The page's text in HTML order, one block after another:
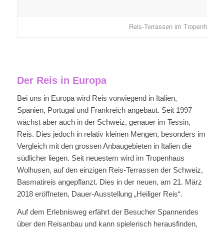
Reis-Terrassen im Tropenhaus
Der Reis in Europa
Bei uns in Europa wird Reis vorwiegend in Italien,
Spanien, Portugal und Frankreich angebaut. Seit 1997
wächst aber auch in der Schweiz, genauer im Tessin,
Reis. Dies jedoch in relativ kleinen Mengen, besonders im
Vergleich mit den grossen Anbaugebieten in Italien die
südlicher liegen. Seit neuestem wird im Tropenhaus
Wolhusen, auf den einzigen Reis-Terrassen der Schweiz,
Basmatireis angepflanzt. Dies in der neuen, am 21. März
2018 eröffneten, Dauer-Ausstellung „Heiliger Reis“.
Auf dem Erlebnisweg erfährt der Besucher Spannendes
über den Reisanbau und kann spielerisch herausfinden,